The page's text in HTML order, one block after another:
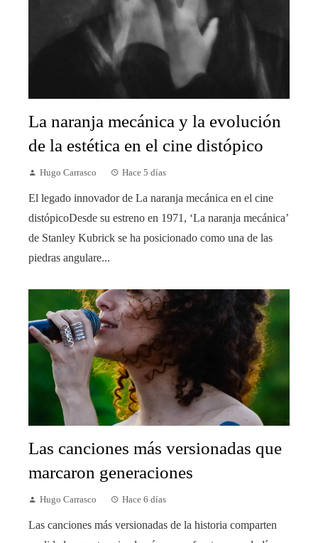
La naranja mecánica y la evolución
de la estética en el cine distópico
Hugo Carrasco Hace 5 días
El legado innovador de La naranja mecánica en el cine
distópicoDesde su estreno en 1971, ‘La naranja mecánica’
de Stanley Kubrick se ha posicionado como una de las
piedras angulare...
Las canciones más versionadas que
marcaron generaciones
Hugo Carrasco Hace 6 días
Las canciones más versionadas de la historia comparten